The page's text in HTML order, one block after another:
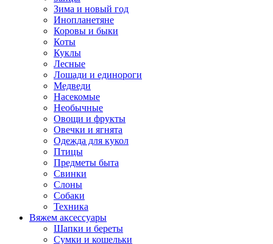
Зима и новый год
Инопланетяне
Коровы и быки
Коты
Куклы
Лесные
Лошади и единороги
Медведи
Насекомые
Необычные
Овощи и фрукты
Овечки и ягнята
Одежда для кукол
Птицы
Предметы быта
Свинки
Слоны
Собаки
Техника
Вяжем аксессуары
Шапки и береты
Сумки и кошельки